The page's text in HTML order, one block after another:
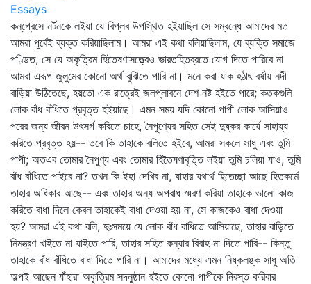
Essays
কন্‌গ্রেসে নর্টনকে লইয়া যে বিপ্লব উপস্থিত হইয়াছিল সে সম্বন্ধে আমাদের মত
আমরা পূর্বেই ব্যক্ত করিয়াছিলাম। আমরা এই কথা বলিয়াছিলাম, যে ব্যক্তি সমাজে
পণ্ডিত, সে যে অকৃত্রিম হিতৈষণাসত্ত্বেও ভারতহিতব্রতে যোগ দিতে পারিবে না
আমরা এরূপ জুলুমের কোনো অর্থ বুঝিতে পারি না। মনে করা যাক হঠাৎ বর্ষায় নদী
বাড়িয়া উঠিতেছে, হয়তো এক রাত্রেই জলপ্লাবনে দেশ নষ্ট হইতে পারে; কতকগুলি
লোক বাঁধ বাঁধিতে প্রবৃত্ত হইয়াছে। এমন সময় যদি কোনো পাপী লোক আসিয়াও
পরের জন্য জীবন উৎসর্গ করিতে চাহে, নৈপুণ্যের সহিত সেই দুষ্কর কার্যে সাহায্য
করিতে প্রবৃত্ত হয়-- তবে কি তাহাকে বলিতে হইবে, আমরা সকলে সাধু এবং তুমি
পাপী; অতএব তোমার নৈপুণ্য এবং তোমার হিতৈষণাবৃত্তি লইয়া তুমি চলিয়া যাও, তুমি
বাঁধ বাঁধিতে পাইবে না? তখন কি ইহা দেখিব না, যাহার যথার্থ হিতেচ্ছা আছে হিতকর্মে
তাহার অধিকার আছে-- এবং তাহার অন্য অপরাধ স্মরণ করিয়া তাহাকে ভালো কাজ
করিতে বাধা দিলে কেবল তাহাকেই বাধা দেওয়া হয় না, সে কাজকেও বাধা দেওয়া
হয়? আমরা এই কথা বলি, দুঃসময়ে যে লোক বাঁধ বাধিতে আসিয়াছে, তাহার বাড়িতে
নিমন্ত্রণ খাইতে না যাইতে পারি, তাহার সহিত কন্যার বিবাহ না দিতে পারি-- কিন্তু
তাহাকে বাঁধ বাঁধিতে বাধা দিতে পারি না। আমাদের মধ্যে এমন নিষ্কলঙ্ক সাধু অতি
অল্পই আছেন যাঁহারা অকৃত্রিম সদনুষ্ঠান হইতে কোনো পাপীকে নিরস্ত করিবার